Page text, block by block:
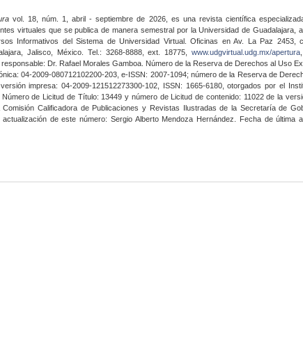
vol. 18, núm. 1, abril - septiembre de 2026, es una revista científica
virtuales que se publica de manera semestral por la Universidad de Guadalajara,
Informativos del Sistema de Universidad Virtual. Oficinas en Av. La Paz 2453,
Jalisco, México. Tel.: 3268-8888, ext. 18775,www.udgvirtual.udg.mx/apertura
responsable: Dr. Rafael Morales Gamboa. Número de la Reserva de Derechos al Uso
04-2009-080712102200-203, e-ISSN: 2007-1094; número de la Reserva de
impresa: 04-2009-121512273300-102, ISSN: 1665-6180, otorgados por el
Número de Licitud de Título: 13449 y número de Licitud de contenido: 11022 de la
Comisión Calificadora de Publicaciones y Revistas Ilustradas de la Secretaría de
actualización de este número: Sergio Alberto Mendoza Hernández. Fecha de última